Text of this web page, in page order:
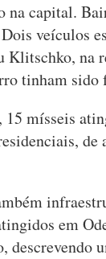
na capital.
veículos
Klitschko, na
tinham
15 mísseis
de
em
descrevendo